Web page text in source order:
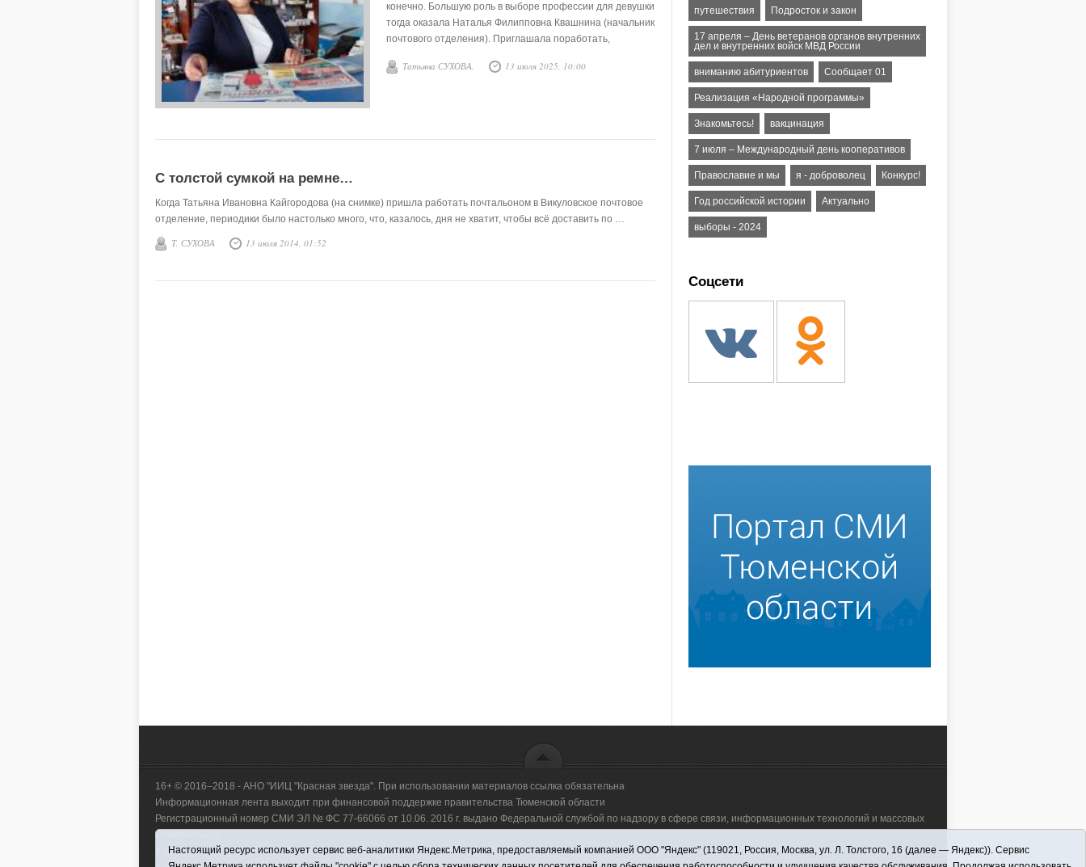
конечно. Большую роль в выборе профессии для девушки
тогда оказала Наталья Филипповна Квашнина (начальник
почтового отделения). Приглашала поработать,
Татьяна СУХОВА, 13 июля 2025, 10:00
С толстой сумкой на ремне…
Когда Татьяна Ивановна Кайгородова (на снимке) пришла работать почтальоном в Викуловское почтовое
отделение, периодики было настолько много, что, казалось, дня не хватит, чтобы всё доставить по …
Т. СУХОВА 13 июля 2014, 01:52
путешествия Подросток и закон
17 апреля – День ветеранов органов внутренних
дел и внутренних войск МВД России
вниманию абитуриентов Сообщает 01
Реализация «Народной программы»
Знакомьтесь! вакцинация
7 июля – Международный день кооперативов
Православие и мы я - доброволец Конкурс!
Год российской истории Актуально
выборы - 2024
Соцсети
16+ © 2016–2018 - АНО "ИИЦ "Красная звезда". При использовании материалов ссылка обязательна
Информационная лента выходит при финансовой поддержке правительства Тюменской области
Регистрационный номер СМИ ЭЛ № ФС 77-66066 от 10.06. 2016 г. выдано Федеральной службой по надзору в сфере связи, информационных технологий и массовых
коммуникаций.
Учредитель (соучредители) Автономная некоммерческая организация "Информационно-издательский центр "Красная звезда"" (627570, Тюменская обл., Викуловский
Настоящий ресурс использует сервис веб-аналитики Яндекс.Метрика, предоставляемый компанией ООО "Яндекс" (119021, Россия, Москва, ул. Л. Толстого, 16 (далее — Яндекс)). Сервис